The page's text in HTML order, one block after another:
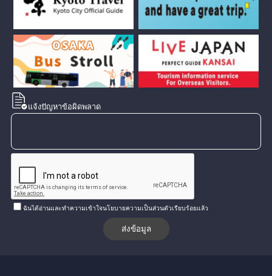
แจ้งปัญหาข้อผิดพลาด
ฉันได้อ่านและทำความเข้าใจนโยบายความเป็นส่วนตัวเรียบร้อยแล้ว